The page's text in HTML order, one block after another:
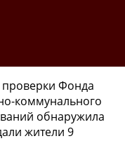
проверки Фонда
коммунального
обнаружила
жители 9